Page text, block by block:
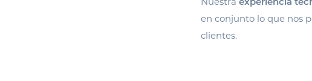
en conjunto lo que nos
clientes.